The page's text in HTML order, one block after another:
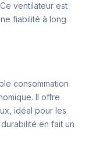
ventilateur est
fiabilité à long
consommation
Il offre
idéal pour les
en fait un